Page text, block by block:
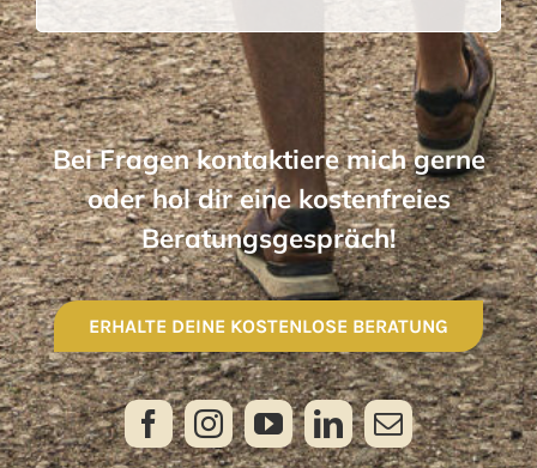
Bei Fragen kontaktiere mich gerne
oder hol dir eine kostenfreies
Beratungsgespräch!
ERHALTE DEINE KOSTENLOSE BERATUNG